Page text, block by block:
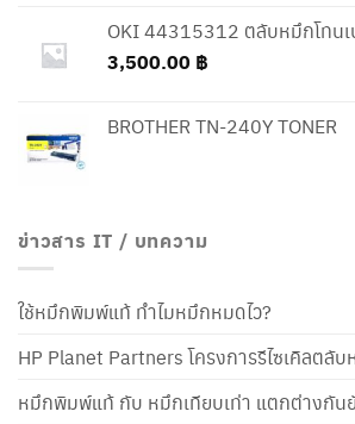
OKI 44315312 ตลับหมึกโทนเ
3,500.00 ฿
BROTHER TN-240Y TONER
ข่าวสาร IT / บทความ
ใช้หมึกพิมพ์แท้ ทำไมหมึกหมดไว?
HP Planet Partners โครงการรีไซเคิลตลั
หมึกพิมพ์แท้ กับ หมึกเทียบเท่า แตกต่างกัน